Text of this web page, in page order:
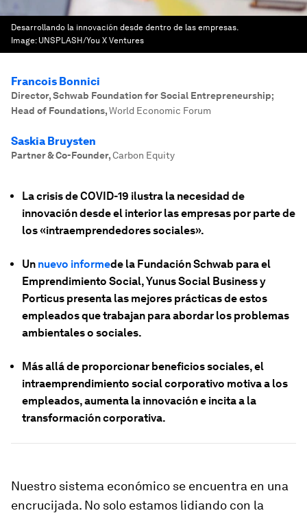
Desarrollando la innovación desde dentro de las empresas.
Image: UNSPLASH/You X Ventures
Francois Bonnici
Director, Schwab Foundation for Social Entrepreneurship;
Head of Foundations,World Economic Forum
Saskia Bruysten
Partner & Co-Founder,Carbon Equity
La crisis de COVID-19 ilustra la necesidad de
innovación desde el interior las empresas por parte de
los «intraemprendedores sociales».
Un nuevo informede la Fundación Schwab para el
Emprendimiento Social, Yunus Social Business y
Porticus presenta las mejores prácticas de estos
empleados que trabajan para abordar los problemas
ambientales o sociales.
Más allá de proporcionar beneficios sociales, el
intraemprendimiento social corporativo motiva a los
empleados, aumenta la innovación e incita a la
transformación corporativa.
Nuestro sistema económico se encuentra en una
encrucijada. No solo estamos lidiando con la